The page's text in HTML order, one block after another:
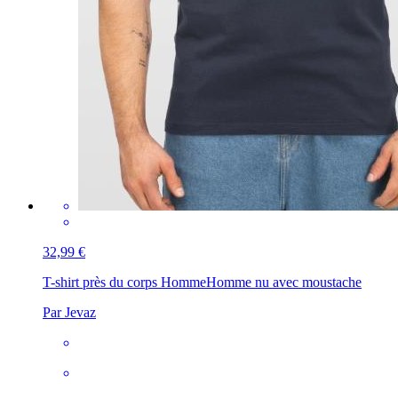
32,99 €
T-shirt près du corps HommeHomme nu avec moustache
Par Jevaz